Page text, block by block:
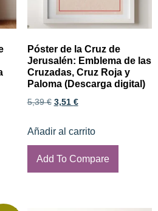
Póster de la Cruz de
Jerusalén: Emblema de las
Cruzadas, Cruz Roja y
Paloma (Descarga digital)
5,39€ 3,51 €
Añadir al carrito
Add To Compare